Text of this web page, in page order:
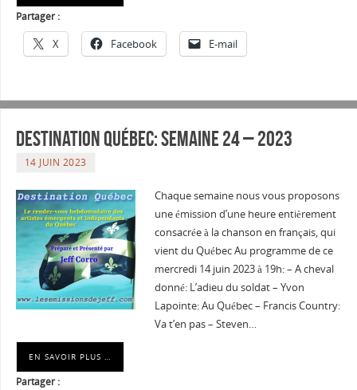
Partager :
X Facebook E-mail
Destination Québec: Semaine 24 – 2023
14 JUIN 2023
Chaque semaine nous vous proposons
une émission d’une heure entièrement
consacrée à la chanson en français, qui
vient du Québec Au programme de ce
mercredi 14 juin 2023 à 19h: – A cheval
donné: L’adieu du soldat – Yvon
Lapointe: Au Québec – Francis Country:
Va t’en pas – Steven…
EN SAVOIR PLUS …
Partager :